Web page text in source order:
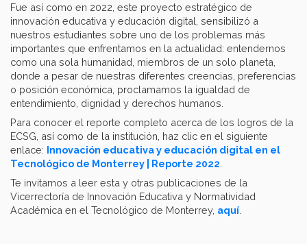
Fue así como en 2022, este proyecto estratégico de
innovación educativa y educación digital, sensibilizó a
nuestros estudiantes sobre uno de los problemas más
importantes que enfrentamos en la actualidad: entendernos
como una sola humanidad, miembros de un solo planeta,
donde a pesar de nuestras diferentes creencias, preferencias
o posición económica, proclamamos la igualdad de
entendimiento, dignidad y derechos humanos.
Para conocer el reporte completo acerca de los logros de la
ECSG, así como de la institución, haz clic en el siguiente
enlace: Innovación educativa y educación digital en el
Tecnológico de Monterrey | Reporte 2022
Te invitamos a leer esta y otras publicaciones de la
Vicerrectoría de Innovación Educativa y Normatividad
Académica en el Tecnológico de Monterrey, aquí